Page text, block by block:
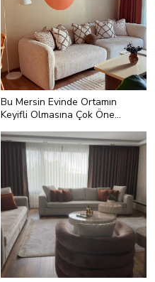
Bu Mersin Evinde Ortamın
Keyifli Olmasına Çok Önem